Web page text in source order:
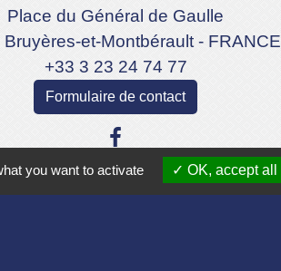
Place du Général de Gaulle
et-Montbérault - FRANCE
+33 3 23 24 74 77
Formulaire de contact
you want to activate OK, accept all